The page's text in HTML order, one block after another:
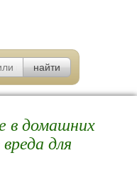
в домашних
для